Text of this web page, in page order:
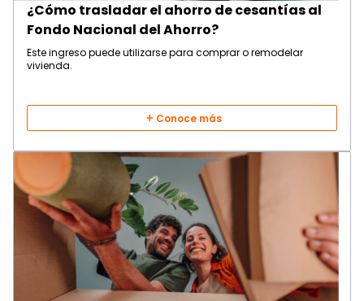
¿Cómo trasladar el ahorro de cesantías al
Fondo Nacional del Ahorro?
Este ingreso puede utilizarse para comprar o remodelar
vivienda.
Conoce más